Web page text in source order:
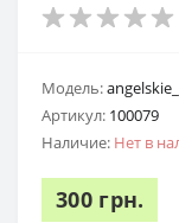
Модель:
Артикул: 100079
Наличие: Нет в
300 грн.